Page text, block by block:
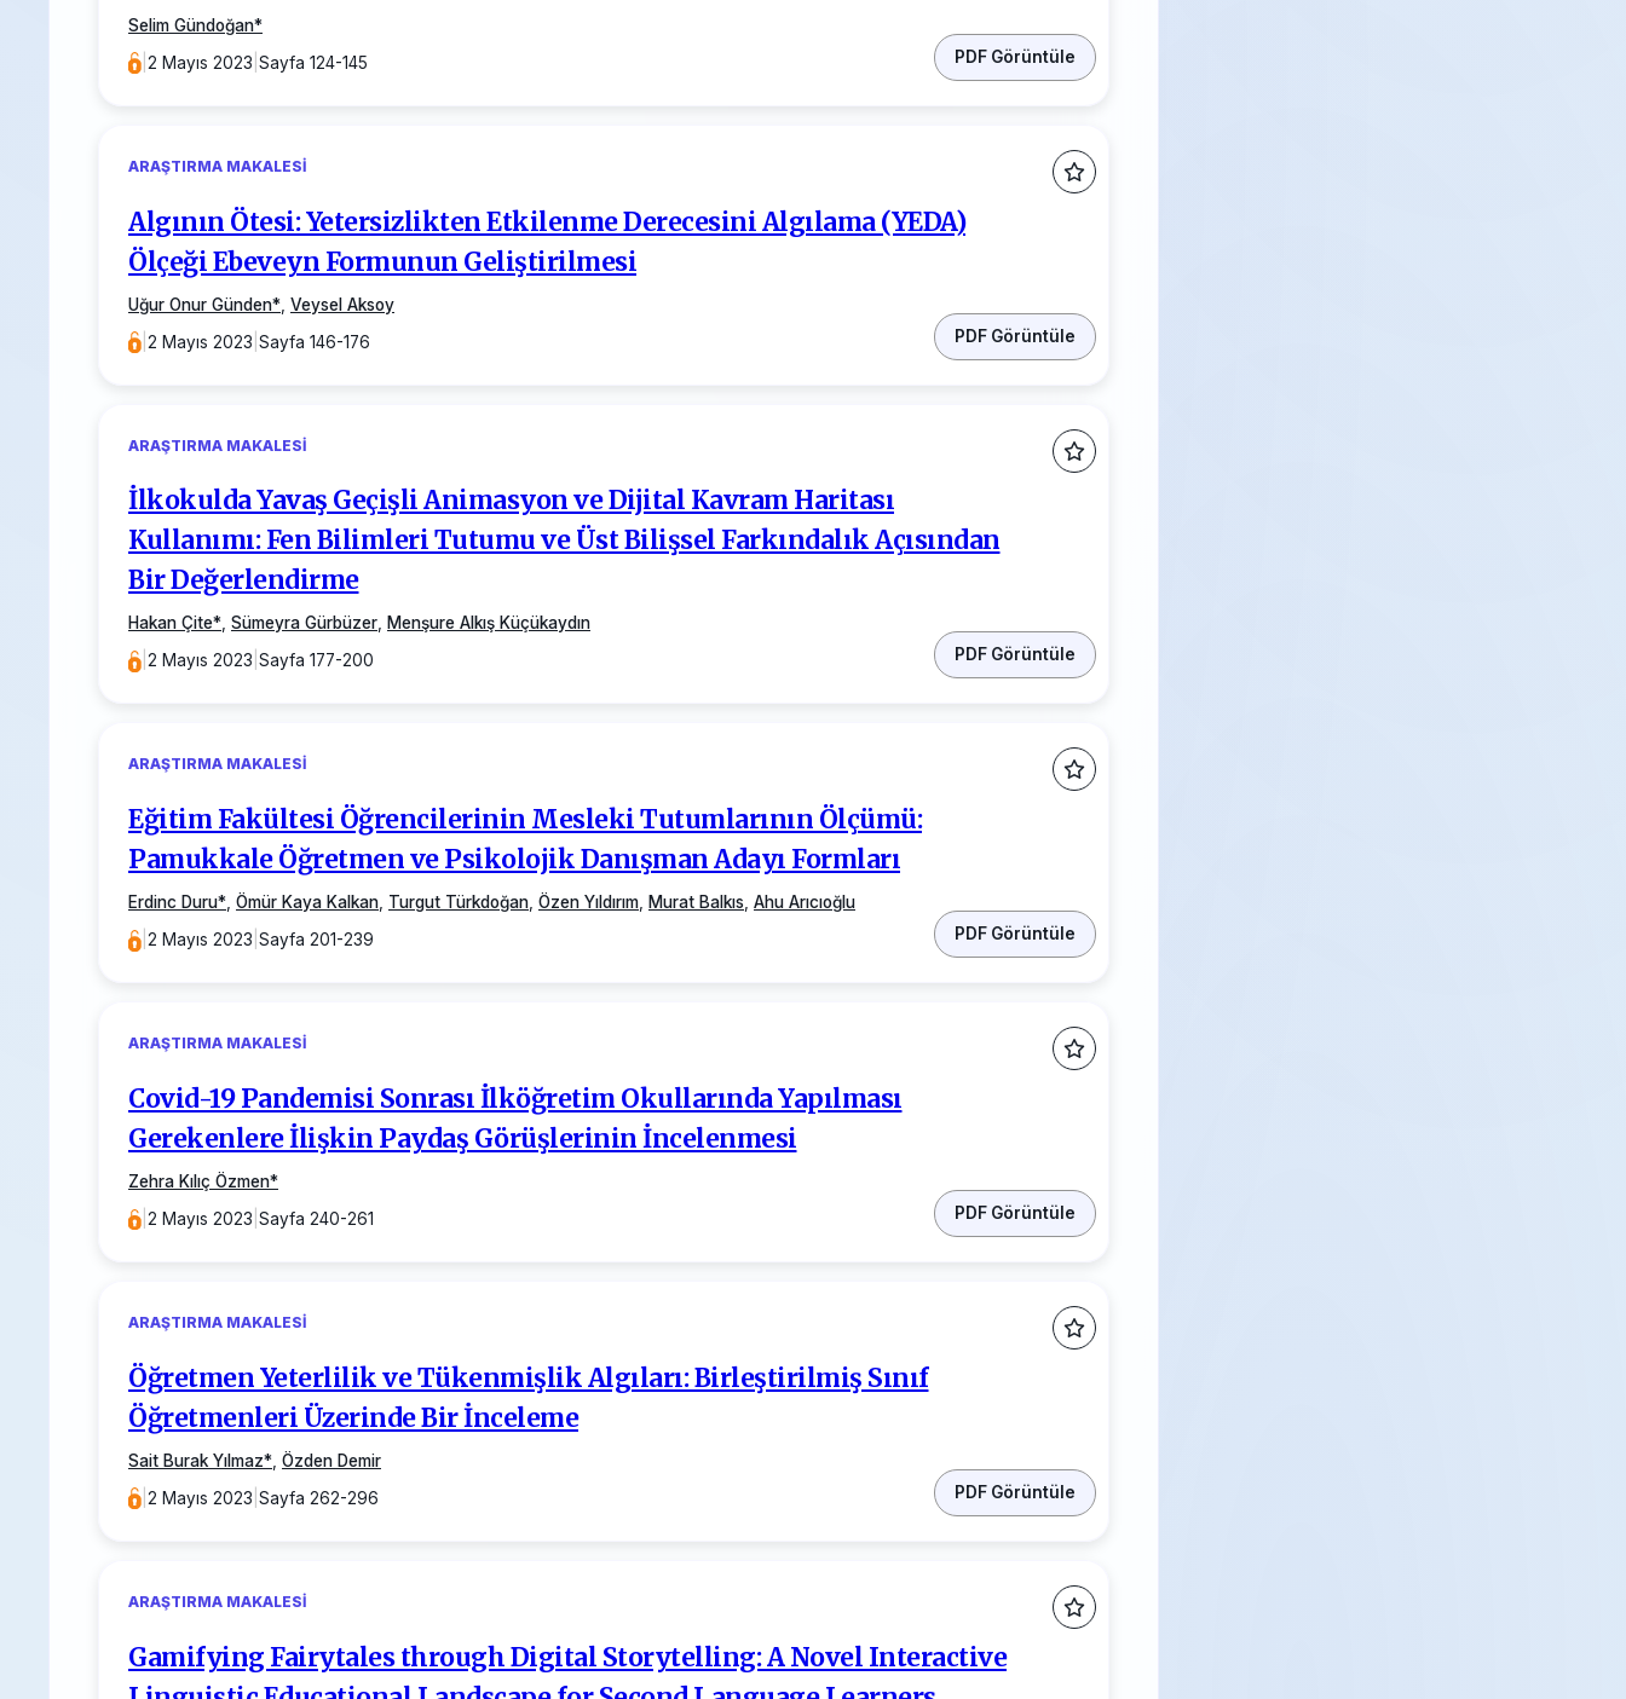
Selim Gündoğan*
2 Mayıs 2023 |Sayfa 124-145 PDF Görüntüle
ARAŞTIRMA MAKALESI
Algının Ötesi: Yetersizlikten Etkilenme Derecesini Algılama (YEDA)
Ölçeği Ebeveyn Formunun Geliştirilmesi
Uğur Onur Günden* Veysel Aksoy
2 Mayıs 2023 |Sayfa 146-176 PDF Görüntüle
ARAŞTIRMA MAKALESI
İlkokulda Yavaş Geçişli Animasyon ve Dijital Kavram Haritası
Kullanımı: Fen Bilimleri Tutumu ve Üst Bilişsel Farkındalık Açısından
Bir Değerlendirme
Hakan Çite*, Sümeyra Gürbüzer, Menşure Alkış Küçükaydın
|2 Mayıs 2023 |Sayfa 177-200 PDF Görüntüle
ARAŞTIRMA MAKALESI
Eğitim Fakültesi Öğrencilerinin Mesleki Tutumlarının Ölçümü:
Pamukkale Öğretmen ve Psikolojik Danışman Adayı Formları
Erdinc Duru* Ömür Kaya Kalkan Turgut Türkdoğan Özen Yıldırım Murat Balkıs Ahu Arıcıoğlu
2 Mayıs 2023 |Sayfa 201-239 PDF Görüntüle
ARAŞTIRMA MAKALESI
Covid-19 Pandemisi Sonrası İlköğretim Okullarında Yapılması
Gerekenlere İlişkin Paydaş Görüşlerinin İncelenmesi
Zehra Kılıç Özmen*
2 Mayıs 2023 |Sayfa 240-261 PDF Görüntüle
ARAŞTIRMA MAKALESI
Öğretmen Yeterlilik ve Tükenmişlik Algıları: Birleştirilmiş Sınıf
Öğretmenleri Üzerinde Bir İnceleme
Sait Burak Yılmaz* Özden Demir
2 Mayıs 2023 |Sayfa 262-296 PDF Görüntüle
ARAŞTIRMA MAKALESI
Gamifying Fairytales through Digital Storytelling: A Novel Interactive